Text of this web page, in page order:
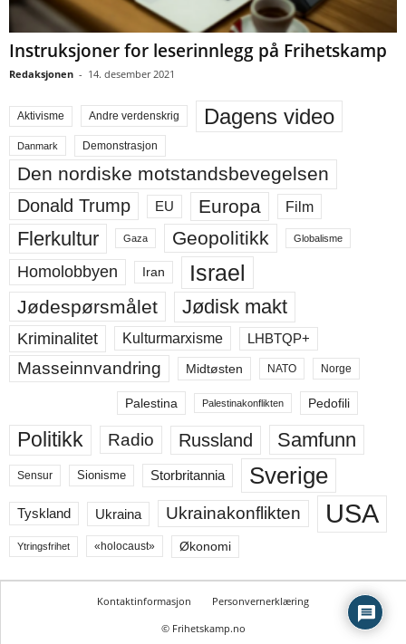
Instruksjoner for leserinnlegg på Frihetskamp
Redaksjonen - 14. desember 2021
Aktivisme Andre verdenskrig Dagens video
Danmark Demonstrasjon
Den nordiske motstandsbevegelsen
Donald Trump EU Europa Film
Flerkultur Gaza Geopolitikk Globalisme
Homolobbyen Iran Israel
Jødespørsmålet Jødisk makt
Kriminalitet Kulturmarxisme LHBTQP+
Masseinnvandring Midtøsten NATO Norge
Palestina Palestinakonflikten Pedofili
Politikk Radio Russland Samfunn
Sensur Sionisme Storbritannia Sverige
Tyskland Ukraina Ukrainakonflikten USA
Ytringsfrihet «holocaust» Økonomi
Kontaktinformasjon
Personvernerklæring
© Frihetskamp.no